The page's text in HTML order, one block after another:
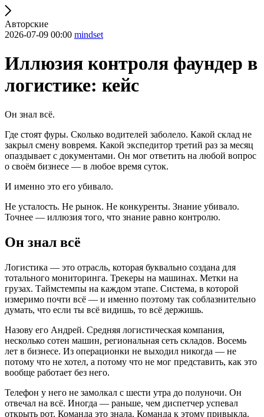
Авторские
2026-07-09 00:00 mindset
Иллюзия контроля фаундер в
логистике: кейс
Он знал всё.
Где стоят фуры. Сколько водителей заболело. Какой склад не
закрыл смену вовремя. Какой экспедитор третий раз за месяц
опаздывает с документами. Он мог ответить на любой вопрос
о своём бизнесе — в любое время суток.
И именно это его убивало.
Не усталость. Не рынок. Не конкуренты. Знание убивало.
Точнее — иллюзия того, что знание равно контролю.
Он знал всё
Логистика — это отрасль, которая буквально создана для
тотального мониторинга. Трекеры на машинах. Метки на
грузах. Таймстемпы на каждом этапе. Система, в которой
измеримо почти всё — и именно поэтому так соблазнительно
думать, что если ты всё видишь, то всё держишь.
Назову его Андрей. Средняя логистическая компания,
несколько сотен машин, региональная сеть складов. Восемь
лет в бизнесе. Из операционки не выходил никогда — не
потому что не хотел, а потому что не мог представить, как это
вообще работает без него.
Телефон у него не замолкал с шести утра до полуночи. Он
отвечал на всё. Иногда — раньше, чем диспетчер успевал
открыть рот. Команда это знала. Команда к этому привыкла.